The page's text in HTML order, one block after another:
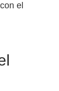
el